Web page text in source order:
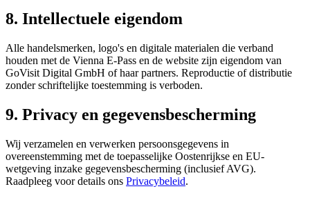
8. Intellectuele eigendom
Alle handelsmerken, logo's en digitale materialen die verband
houden met de Vienna E-Pass en de website zijn eigendom van
GoVisit Digital GmbH of haar partners. Reproductie of distributie
zonder schriftelijke toestemming is verboden.
9. Privacy en gegevensbescherming
Wij verzamelen en verwerken persoonsgegevens in
overeenstemming met de toepasselijke Oostenrijkse en EU-
wetgeving inzake gegevensbescherming (inclusief AVG).
Raadpleeg voor details ons Privacybeleid.